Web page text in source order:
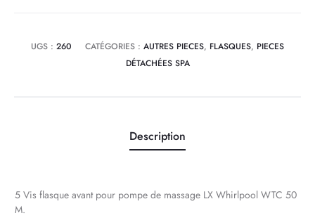
UGS : 260 CATÉGORIES : AUTRES PIECES, FLASQUES, PIECES
DÉTACHÉES SPA
Description
5 Vis flasque avant pour pompe de massage LX Whirlpool WTC 50
M.